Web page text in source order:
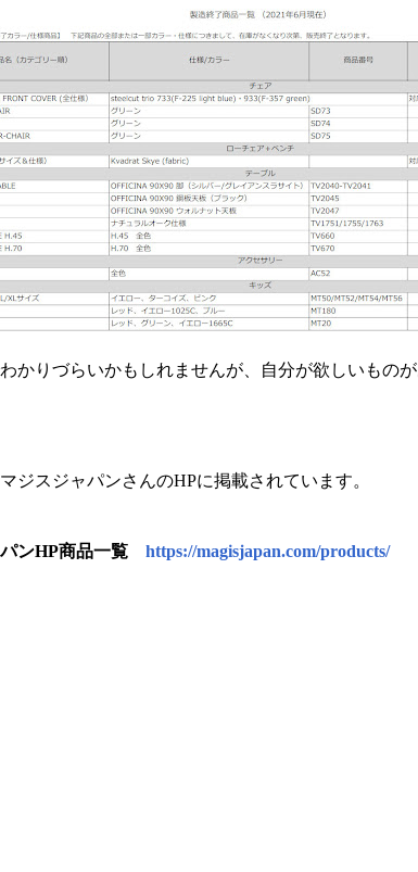
かりづらいかもしれませんが、自分が欲しいもの
ジスジャパンさんのHPに掲載されています。
ンHP商品一覧 https://magisjapan.com/products/